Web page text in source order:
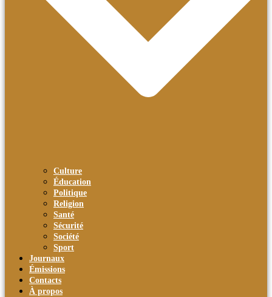
Culture
Éducation
Politique
Religion
Santé
Sécurité
Société
Sport
Journaux
Émissions
Contacts
À propos